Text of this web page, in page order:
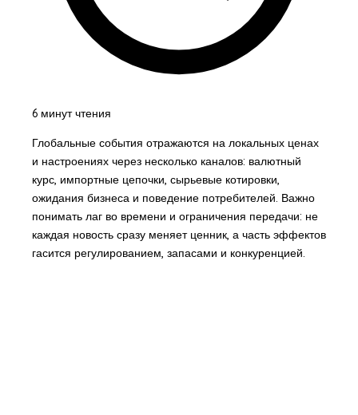
6 минут чтения
Глобальные события отражаются на локальных ценах
и настроениях через несколько каналов: валютный
курс, импортные цепочки, сырьевые котировки,
ожидания бизнеса и поведение потребителей. Важно
понимать лаг во времени и ограничения передачи: не
каждая новость сразу меняет ценник, а часть эффектов
гасится регулированием, запасами и конкуренцией.